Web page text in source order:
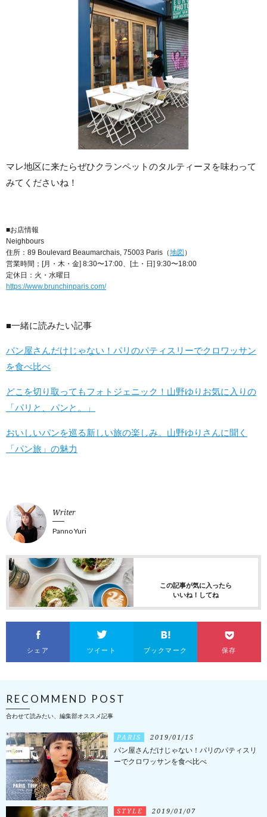
マレ地区に来たらぜひクランペットのタルティーヌを味わって
みてくださいね！
■お店情報
Neighbours
住所：89 Boulevard Beaumarchais, 75003 Paris（地図 ）
営業時間；[月・木・金] 8:30〜17:00、[土・日] 9:30〜18:00
定休日：火・水曜日
https://www.brunchinparis.com/
■一緒に読みたい記事
パン屋さんだけじゃない！パリのパティスリーでクロワッサン
を食べ比べ
どこを切り取ってもフォトジェニック！山野ゆりお気に入りの
「パリと、パンと。」
おいしいパンを巡る新しい旅の楽しみ。山野ゆりさんに聞く
「パン旅」の魅力
Writer
Panno Yuri
この記事が気に入ったら
いいね！してね
シェア ツイート ブックマーク 保存
RECOMMEND POST
合わせて読みたい、編集部オススメ記事
PARIS 2019/01/15
パン屋さんだけじゃない！パリのパティスリ
ーでクロワッサンを食べ比べ
STYLE 2019/01/07